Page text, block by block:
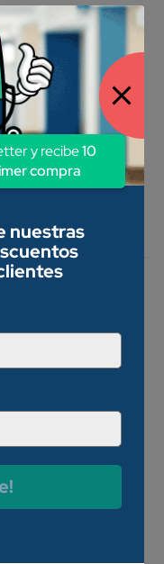
pago:
nuestras
y recibe10
compra